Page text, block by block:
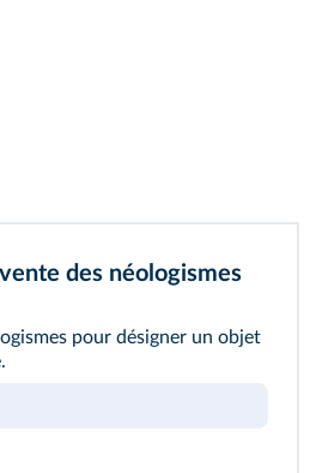
des néologismes
pour désigner un objet